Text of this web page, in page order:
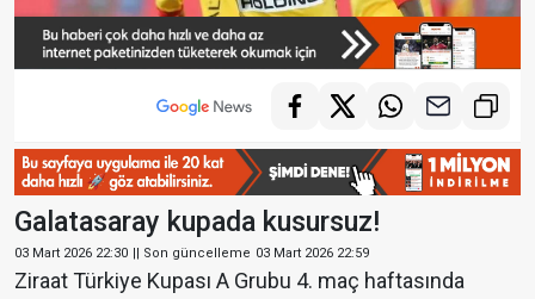
Galatasaray kupada kusursuz!
03 Mart 2026 22:30 || Son güncelleme 03 Mart 2026 22:59
Ziraat Türkiye Kupası A Grubu 4. maç haftasında